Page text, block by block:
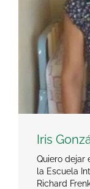
Iris
Quiero dejar
la Escuela
Richard